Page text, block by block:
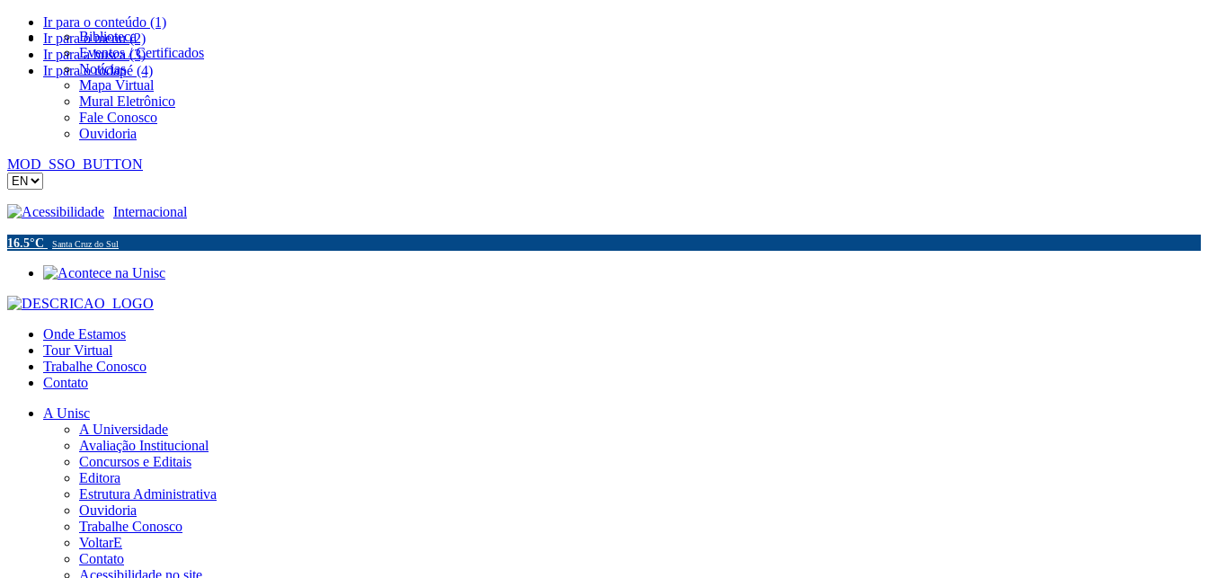
Ir para o conteúdo (1)
Ir para o menu (2)
Ir para a busca (3)
Ir para o rodapé (4)
Biblioteca
Eventos / Certificados
Notícias
Mapa Virtual
Mural Eletrônico
Fale Conosco
Ouvidoria
MOD_SSO_BUTTON
Acessibilidade Internacional
16.5°C Santa Cruz do Sul
Onde Estamos
Tour Virtual
Trabalhe Conosco
Contato
A Unisc
A Universidade
Avaliação Institucional
Concursos e Editais
Editora
Estrutura Administrativa
Ouvidoria
Trabalhe Conosco
VoltarE
Contato
Acessibilidade no site